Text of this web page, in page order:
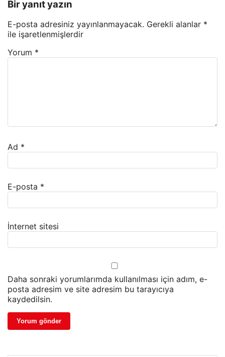
Bir yanıt yazın
E-posta adresiniz yayınlanmayacak. Gerekli alanlar *
ile işaretlenmişlerdir
Yorum *
Ad *
E-posta *
İnternet sitesi
Daha sonraki yorumlarımda kullanılması için adım, e-
posta adresim ve site adresim bu tarayıcıya
kaydedilsin.